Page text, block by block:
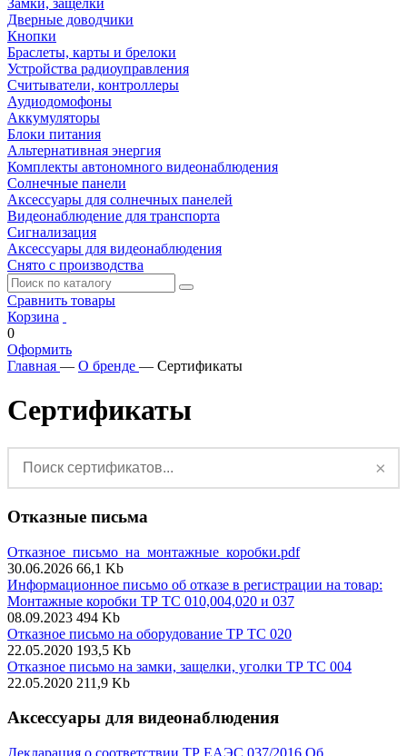
Замки, защелки
Дверные доводчики
Кнопки
Браслеты, карты и брелоки
Устройства радиоуправления
Считыватели, контроллеры
Аудиодомофоны
Аккумуляторы
Блоки питания
Альтернативная энергия
Комплекты автономного видеонаблюдения
Солнечные панели
Аксессуары для солнечных панелей
Видеонаблюдение для транспорта
Сигнализация
Аксессуары для видеонаблюдения
Снято с производства
Сравнить товары
Корзина
0
Оформить
Главная — О бренде — Сертификаты
Сертификаты
×
Отказные письма
Отказное_письмо_на_монтажные_коробки.pdf
30.06.2026 66,1 Kb
Информационное письмо об отказе в регистрации на товар:
Монтажные коробки ТР ТС 010,004,020 и 037
08.09.2023 494 Kb
Отказное письмо на оборудование ТР ТС 020
22.05.2020 193,5 Kb
Отказное письмо на замки, защелки, уголки ТР ТС 004
22.05.2020 211,9 Kb
Аксессуары для видеонаблюдения
Декларация о соответствии ТР ЕАЭС 037/2016 Об